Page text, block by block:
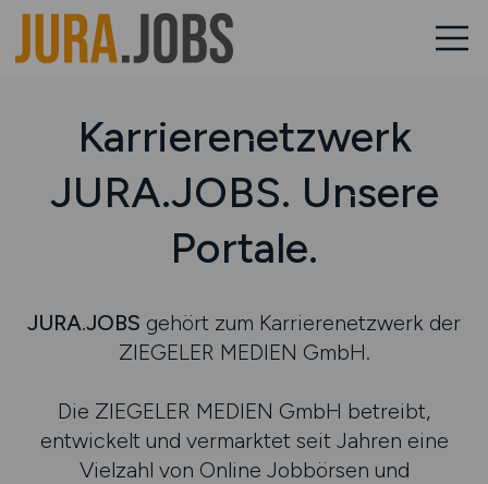
Karrierenetzwerk
JURA.JOBS. Unsere
Portale.
JURA.JOBS gehört zum Karrierenetzwerk der
ZIEGELER MEDIEN GmbH.
Die ZIEGELER MEDIEN GmbH betreibt,
entwickelt und vermarktet seit Jahren eine
Vielzahl von Online Jobbörsen und